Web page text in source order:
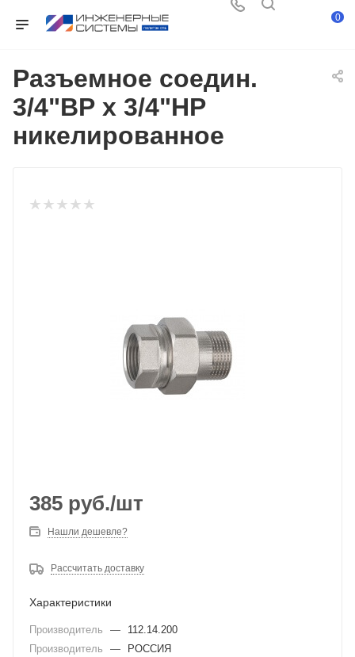
0
Разъемное соедин.
3/4"ВР х 3/4"НР
никелированное
385 руб./шт
Нашли дешевле?
Рассчитать доставку
Характеристики
Производитель —
112.14.200
Производитель
— РОССИЯ